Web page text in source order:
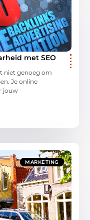
met SEO
niet genoeg om
Je online
jouw
MARKETING